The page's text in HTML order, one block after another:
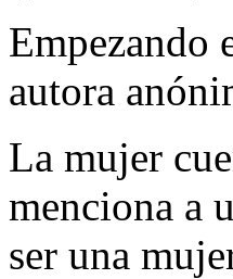
Empezando
autora
La mujer
menciona a
ser una